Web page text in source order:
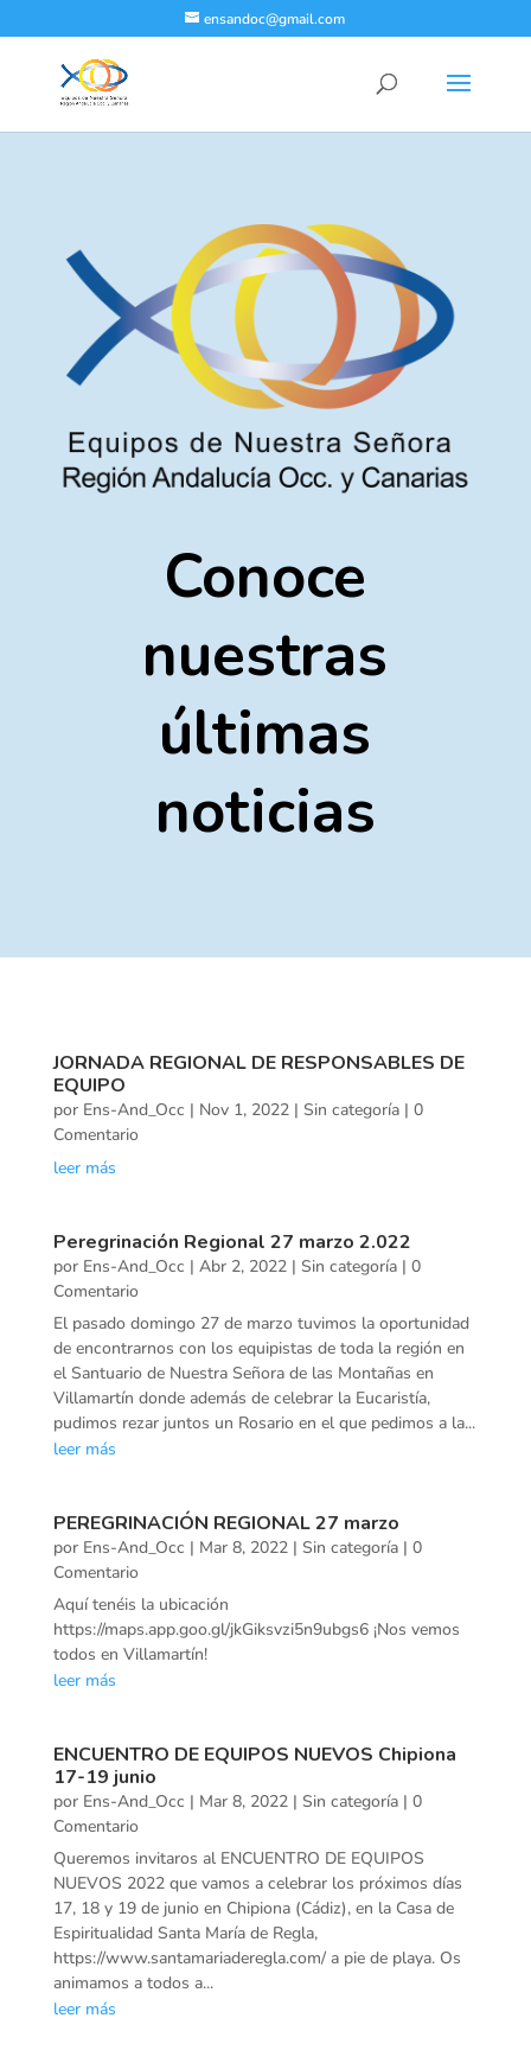
ensandoc@gmail.com
Conoce
nuestras
últimas
noticias
JORNADA REGIONAL DE RESPONSABLES DE
EQUIPO
por Ens-And_Occ | Nov 1, 2022| Sin categoría| 0
Comentario
leer más
Peregrinación Regional 27 marzo 2.022
por Ens-And_Occ | Abr 2, 2022| Sin categoría| 0
Comentario
El pasado domingo 27 de marzo tuvimos la oportunidad
de encontrarnos con los equipistas de toda la región en
el Santuario de Nuestra Señora de las Montañas en
Villamartín donde además de celebrar la Eucaristía,
pudimos rezar juntos un Rosario en el que pedimos a la...
leer más
PEREGRINACIÓN REGIONAL 27 marzo
por Ens-And_Occ | Mar 8, 2022| Sin categoría| 0
Comentario
Aquí tenéis la ubicación
https://maps.app.goo.gl/jkGiksvzi5n9ubgs6 ¡Nos vemos
todos en Villamartín!
leer más
ENCUENTRO DE EQUIPOS NUEVOS Chipiona
17-19 junio
por Ens-And_Occ | Mar 8, 2022| Sin categoría| 0
Comentario
Queremos invitaros al ENCUENTRO DE EQUIPOS
NUEVOS 2022 que vamos a celebrar los próximos días
17, 18 y 19 de junio en Chipiona (Cádiz), en la Casa de
Espiritualidad Santa María de Regla,
https://www.santamariaderegla.com/ a pie de playa. Os
animamos a todos a...
leer más